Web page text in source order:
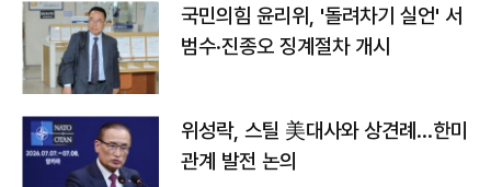
국민의힘 윤리위, '돌려차기 실언' 서
범수·진종오 징계절차 개시
위성락, 스틸 美대사와 상견례…한미
관계 발전 논의